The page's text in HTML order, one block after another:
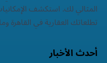
المثالي لك. استكشف
تطلعاتك العقارية في القاهرة
أحدث الأخبار